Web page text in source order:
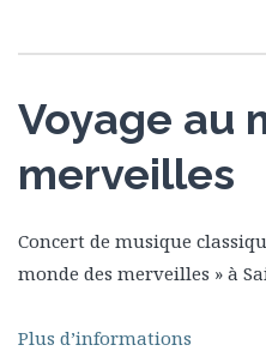
Voyage au
merveilles
Concert de musique
monde des merveilles » à
Plus d’informations